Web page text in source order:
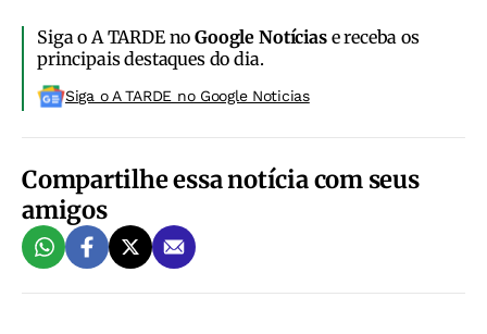
Siga o A TARDE noGoogle Notíciase receba os
principais destaques do dia.
Siga o A TARDE no Google Noticias
Compartilhe essa notícia com seus
amigos